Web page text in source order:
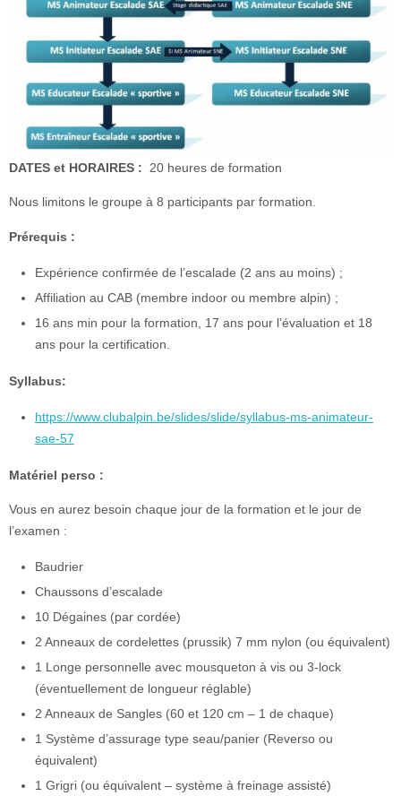
DATES et HORAIRES : 20 heures de formation
Nous limitons le groupe à 8 participants par formation.
Prérequis :
Expérience confirmée de l’escalade (2 ans au moins) ;
Affiliation au CAB (membre indoor ou membre alpin) ;
16 ans min pour la formation, 17 ans pour l’évaluation et 18
ans pour la certification.
Syllabus:
https://www.clubalpin.be/slides/slide/syllabus-ms-animateur-
sae-57
Matériel perso :
Vous en aurez besoin chaque jour de la formation et le jour de
l’examen :
Baudrier
Chaussons d’escalade
10 Dégaines (par cordée)
2 Anneaux de cordelettes (prussik) 7 mm nylon (ou équivalent)
1 Longe personnelle avec mousqueton à vis ou 3-lock
(éventuellement de longueur réglable)
2 Anneaux de Sangles (60 et 120 cm – 1 de chaque)
1 Système d’assurage type seau/panier (Reverso ou
équivalent)
1 Grigri (ou équivalent – système à freinage assisté)